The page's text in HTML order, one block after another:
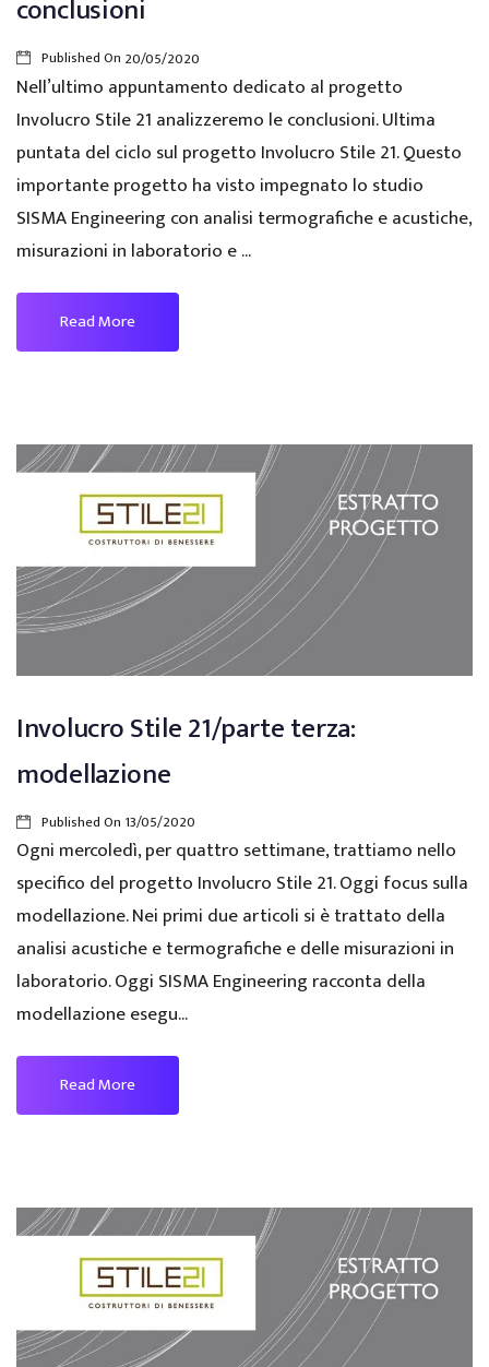
conclusioni
Published On 20/05/2020
Nell’ultimo appuntamento dedicato al progetto
Involucro Stile 21 analizzeremo le conclusioni. Ultima
puntata del ciclo sul progetto Involucro Stile 21. Questo
importante progetto ha visto impegnato lo studio
SISMA Engineering con analisi termografiche e acustiche,
misurazioni in laboratorio e ...
Read More
Involucro Stile 21/parte terza:
modellazione
Published On 13/05/2020
Ogni mercoledì, per quattro settimane, trattiamo nello
specifico del progetto Involucro Stile 21. Oggi focus sulla
modellazione. Nei primi due articoli si è trattato della
analisi acustiche e termografiche e delle misurazioni in
laboratorio. Oggi SISMA Engineering racconta della
modellazione esegu...
Read More